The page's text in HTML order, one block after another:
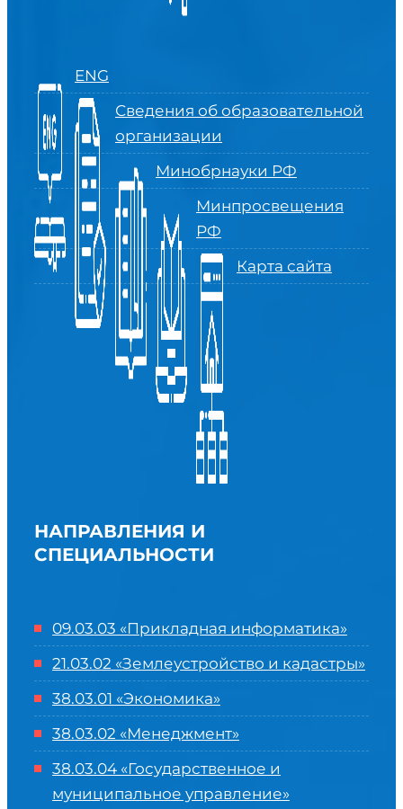
ENG
Сведения об образовательной
организации
Минобрнауки РФ
Минпросвещения
РФ
Карта сайта
НАПРАВЛЕНИЯ И
СПЕЦИАЛЬНОСТИ
09.03.03 «Прикладная информатика»
21.03.02 «Землеустройство и кадастры»
38.03.01 «Экономика»
38.03.02 «Менеджмент»
38.03.04 «Государственное и
муниципальное управление»